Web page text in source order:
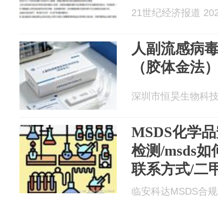
21世纪经济报道
人副流感病
（胶体金法
深圳市恒昊生物科
MSDS化学
检测/msds如
联系方式/二
翻译
临安科达MSDS合